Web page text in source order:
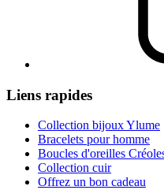
Liens rapides
Collection bijoux Ylume
Bracelets pour homme
Boucles d'oreilles
Collection cuir
Offrez un bon cadeau